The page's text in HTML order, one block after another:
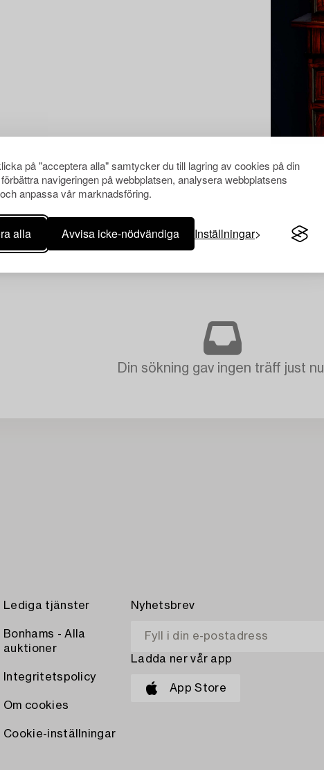
på "acceptera alla" samtycker du till lagring av cookies på din
navigeringen på webbplatsen, analysera webbplatsens
anpassa vår marknadsföring.
alla Avvisa icke-nödvändiga Inställningar
Din sökning gav ingen träff just nu.
Lediga tjänster
Bonhams - Alla
auktioner
Integritetspolicy
Om cookies
Cookie-inställningar
Nyhetsbrev
Ladda ner vår app
App Store